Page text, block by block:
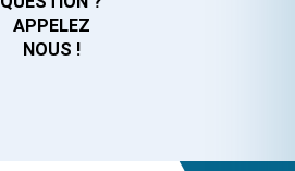
APPELEZ
NOUS !